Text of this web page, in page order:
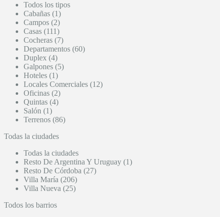
Todos los tipos
Cabañas (1)
Campos (2)
Casas (111)
Cocheras (7)
Departamentos (60)
Duplex (4)
Galpones (5)
Hoteles (1)
Locales Comerciales (12)
Oficinas (2)
Quintas (4)
Salón (1)
Terrenos (86)
Todas la ciudades
Todas la ciudades
Resto De Argentina Y Uruguay (1)
Resto De Córdoba (27)
Villa María (206)
Villa Nueva (25)
Todos los barrios